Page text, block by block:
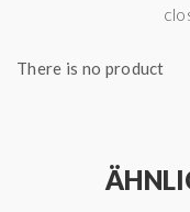
- 1 x Ersatzteile
There is no product